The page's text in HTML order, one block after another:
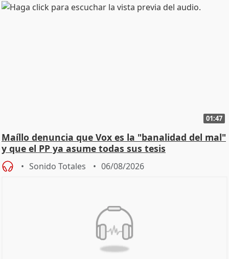
01:47
Maíllo denuncia que Vox es la "banalidad del mal"
y que el PP ya asume todas sus tesis
Sonido Totales 06/08/2026